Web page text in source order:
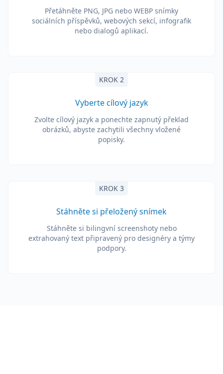
Přetáhněte PNG, JPG nebo WEBP snímky
sociálních příspěvků, webových sekcí, infografik
nebo dialogů aplikací.
KROK 2
Vyberte cílový jazyk
Zvolte cílový jazyk a ponechte zapnutý překlad
obrázků, abyste zachytili všechny vložené
popisky.
KROK 3
Stáhněte si přeložený snímek
Stáhněte si bilingvní screenshoty nebo
extrahovaný text připravený pro designéry a týmy
podpory.